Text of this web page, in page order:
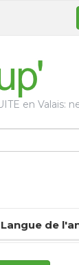
en Valais:
Langue de